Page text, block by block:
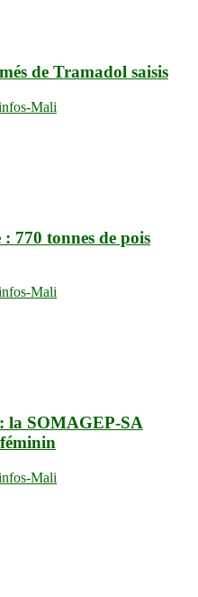
de Tramadol saisis
Mali
770 tonnes de pois
Mali
la SOMAGEP-SA
Mali